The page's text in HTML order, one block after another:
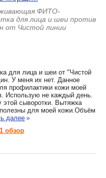
ФИТО-
для лица и шеи против
от Чистой линии
для лица и шеи от "Чистой
У меня их нет. Данное
профилактики кожи моей
Использую не каждый день.
сыворотки. Вытяжка
для моей кожи.Объём
далее»
1 обзор